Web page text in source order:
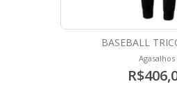
BASEBALL
Agasalhos